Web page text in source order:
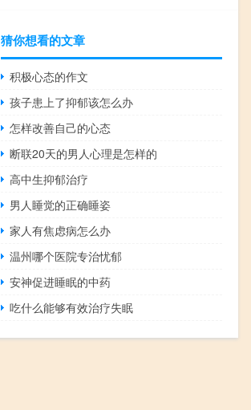
猜你想看的文章
积极心态的作文
孩子患上了抑郁该怎么办
怎样改善自己的心态
断联20天的男人心理是怎样的
高中生抑郁治疗
男人睡觉的正确睡姿
家人有焦虑病怎么办
温州哪个医院专治忧郁
安神促进睡眠的中药
吃什么能够有效治疗失眠